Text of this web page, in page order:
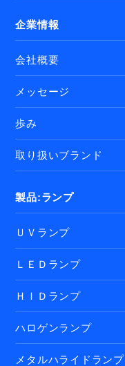
企業情報
会社概要
メッセージ
歩み
取り扱いブランド
製品:ランプ
ＵＶランプ
ＬＥＤランプ
ＨＩＤランプ
ハロゲンランプ
メタルハライドランプ